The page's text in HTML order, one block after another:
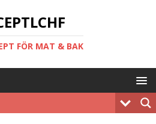
FÖR MAT & BAK